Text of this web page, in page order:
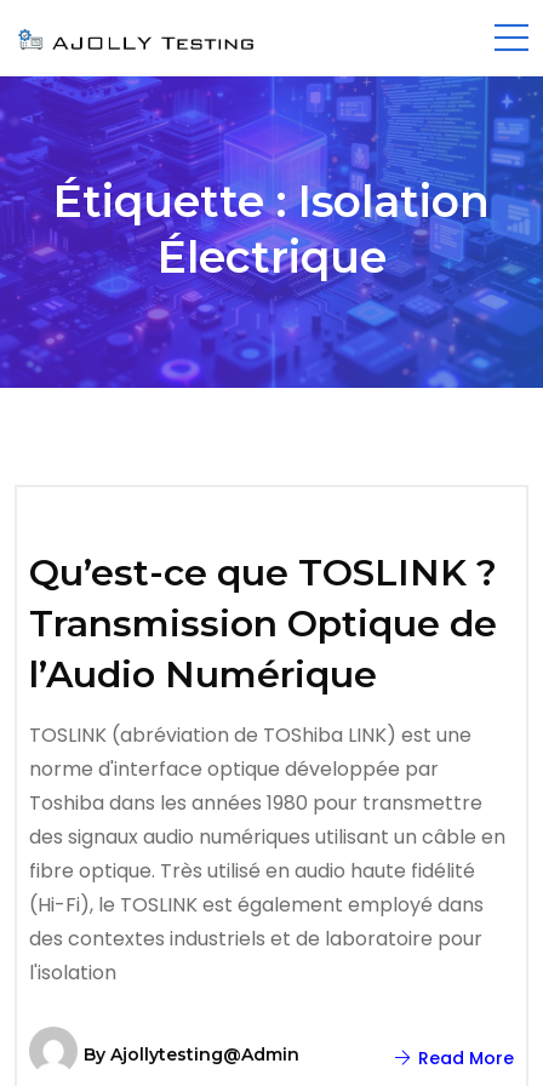
Étiquette :Isolation
Électrique
Qu’est-ce que TOSLINK ?
Transmission Optique de
l’Audio Numérique
TOSLINK (abréviation de TOShiba LINK) est une
norme d'interface optique développée par
Toshiba dans les années 1980 pour transmettre
des signaux audio numériques utilisant un câble en
fibre optique. Très utilisé en audio haute fidélité
(Hi-Fi), le TOSLINK est également employé dans
des contextes industriels et de laboratoire pour
l'isolation
By Ajollytesting@admin Read More